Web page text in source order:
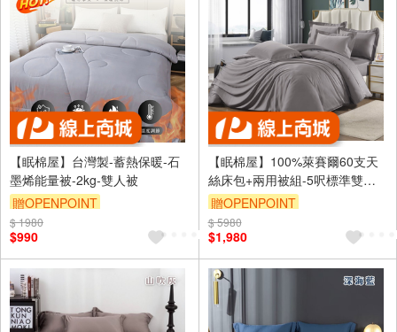
【眠棉屋】台灣製-蓄熱保暖-石
墨烯能量被-2kg-雙人被
贈OPENPOINT
$ 1980
$990
【眠棉屋】100%萊賽爾60支天
絲床包+兩用被組-5呎標準雙人-
薄霧灰
贈OPENPOINT
$ 5980
$1,980